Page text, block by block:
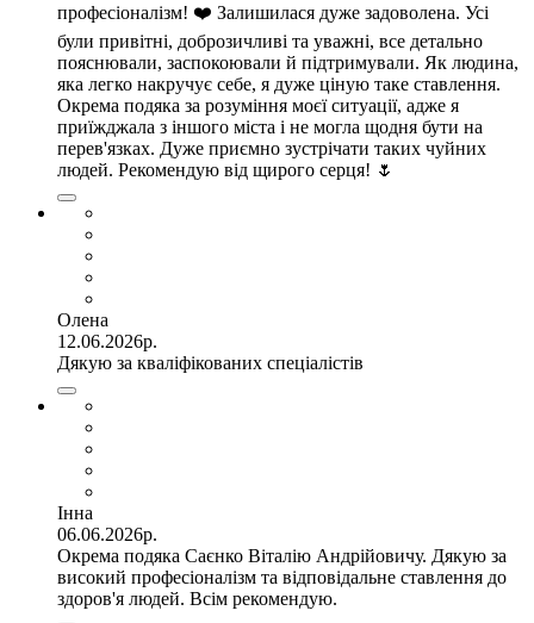
професіоналізм! ❤️ Залишилася дуже задоволена. Усі
були привітні, доброзичливі та уважні, все детально
пояснювали, заспокоювали й підтримували. Як людина,
яка легко накручує себе, я дуже ціную таке ставлення.
Окрема подяка за розуміння моєї ситуації, адже я
приїжджала з іншого міста і не могла щодня бути на
перев'язках. Дуже приємно зустрічати таких чуйних
людей. Рекомендую від щирого серця! 🌷
Олена
12.06.2026р.
Дякую за кваліфікованих спеціалістів
Інна
06.06.2026р.
Окрема подяка Саєнко Віталію Андрійовичу. Дякую за
високий професіоналізм та відповідальне ставлення до
здоров'я людей. Всім рекомендую.